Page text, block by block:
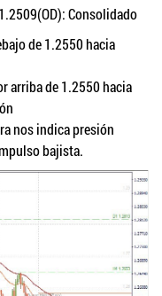
Consolidado
de 1.2550 hacia
arriba de 1.2550 hacia
nos indica presión
bajista.